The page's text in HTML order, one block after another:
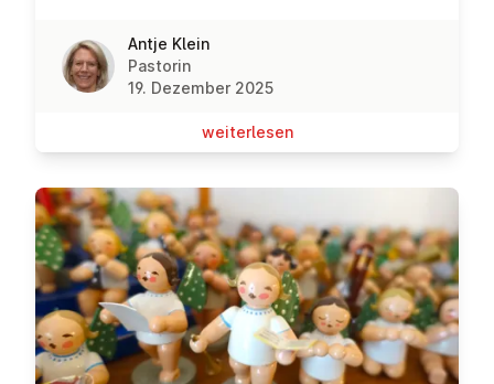
vorbereitet auf das Kommen unseres Herrn.
Ein paar Eindrücke seht ihr hier auf den
Bildern.
Antje Klein
Pastorin
19. Dezember 2025
wei­ter­le­sen